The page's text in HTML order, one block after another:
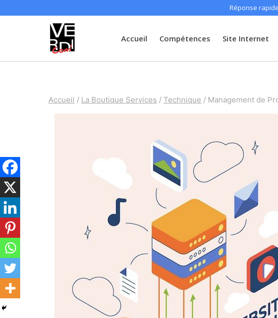
au
Réponse
Accueil Compétences Site Internet
Accueil / La Boutique Services / Technique / Management de